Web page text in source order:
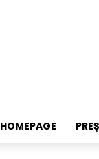
HOMEPAGE